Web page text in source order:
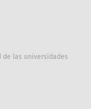
de las universidades